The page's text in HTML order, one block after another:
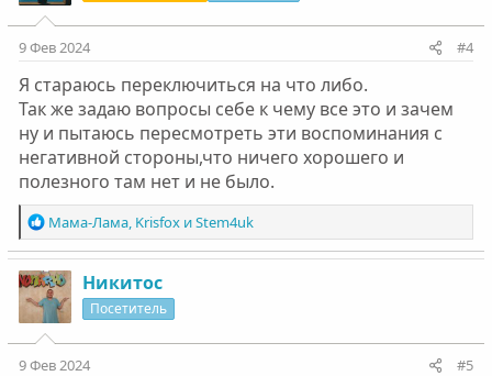
и
:
9 Фев 2024 #4
Я стараюсь переключиться на что либо.
Так же задаю вопросы себе к чему все это и зачем
ну и пытаюсь пересмотреть эти воспоминания с
негативной стороны,что ничего хорошего и
полезного там нет и не было.
Р
е
а
к
ц
и
и
:
Мама-Лама, KrisfoxиStem4uk
Никитос
Посетитель
9 Фев 2024 #5